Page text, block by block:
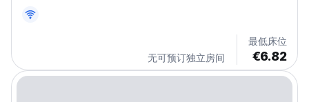
amenities, including free WiFi throughout the property
无可预订独立房间
最低床位
€6.82